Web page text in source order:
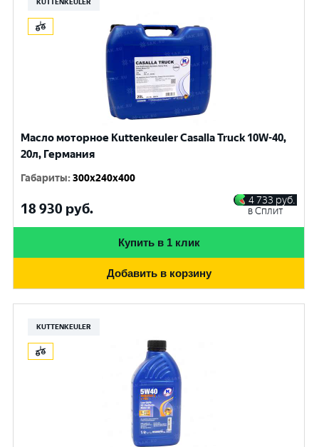
Масло моторное Kuttenkeuler Casalla Truck 10W-40,
20л, Германия
Габариты:300x240x400
18 930 руб.
4 733 руб.
в Сплит
Купить в 1 клик
Добавить в корзину
KUTTENKEULER